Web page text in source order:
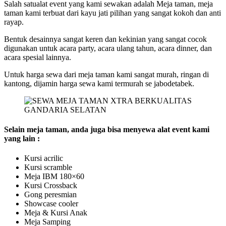
Salah satualat event yang kami sewakan adalah Meja taman, meja
taman kami terbuat dari kayu jati pilihan yang sangat kokoh dan anti
rayap.
Bentuk desainnya sangat keren dan kekinian yang sangat cocok
digunakan untuk acara party, acara ulang tahun, acara dinner, dan
acara spesial lainnya.
Untuk harga sewa dari meja taman kami sangat murah, ringan di
kantong, dijamin harga sewa kami termurah se jabodetabek.
Selain meja taman, anda juga bisa menyewa alat event kami
yang lain :
Kursi acrilic
Kursi scramble
Meja IBM 180×60
Kursi Crossback
Gong peresmian
Showcase cooler
Meja & Kursi Anak
Meja Samping